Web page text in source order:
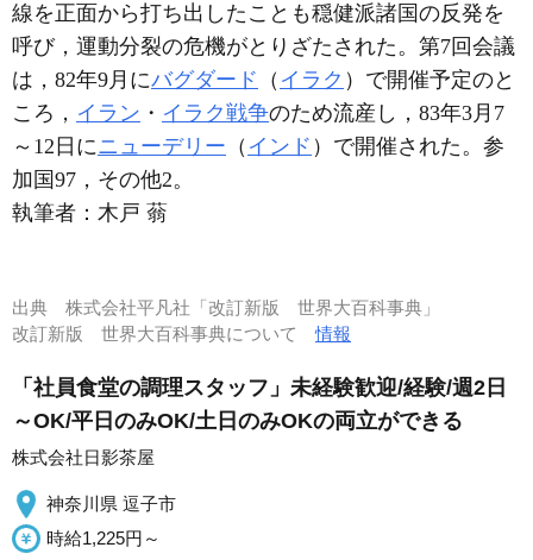
線を正面から打ち出したことも穏健派諸国の反発を
呼び，運動分裂の危機がとりざたされた。第7回会議
は，82年9月にバグダード （ イラク ）で開催予定のと
ころ， イラン ・ イラク戦争のため流産し，83年3月7
～12日にニューデリー （ インド ）で開催された。参
加国97，その他2。
執筆者： 木戸 蓊
出典 株式会社平凡社「改訂新版 世界大百科事典」
改訂新版 世界大百科事典について情報
「社員食堂の調理スタッフ」未経験歓迎/経験/週2日
～OK/平日のみOK/土日のみOKの両立ができる
株式会社日影茶屋
神奈川県 逗子市
時給1,225円～